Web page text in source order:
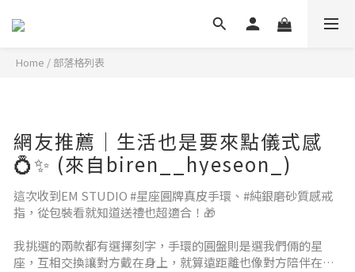
Home / 部落格列表
網友推薦｜生活也是要來點儀式感
💍✨ (來自biren__hyeseon_)
這次收到EM STUDIO #星座圓牌真皮手環、#純銀磨砂質感戒
指，從包裝看就知道送禮也超適合！🎁
我挑選的兩款都有選擇刻字，手環的圓盤則是選我們倆的星
座，互相交換讓對方戴在身上，就算遠距離也像對方陪伴在彼